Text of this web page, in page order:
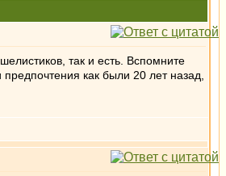
так и есть. Вспомните
как были 20 лет назад,